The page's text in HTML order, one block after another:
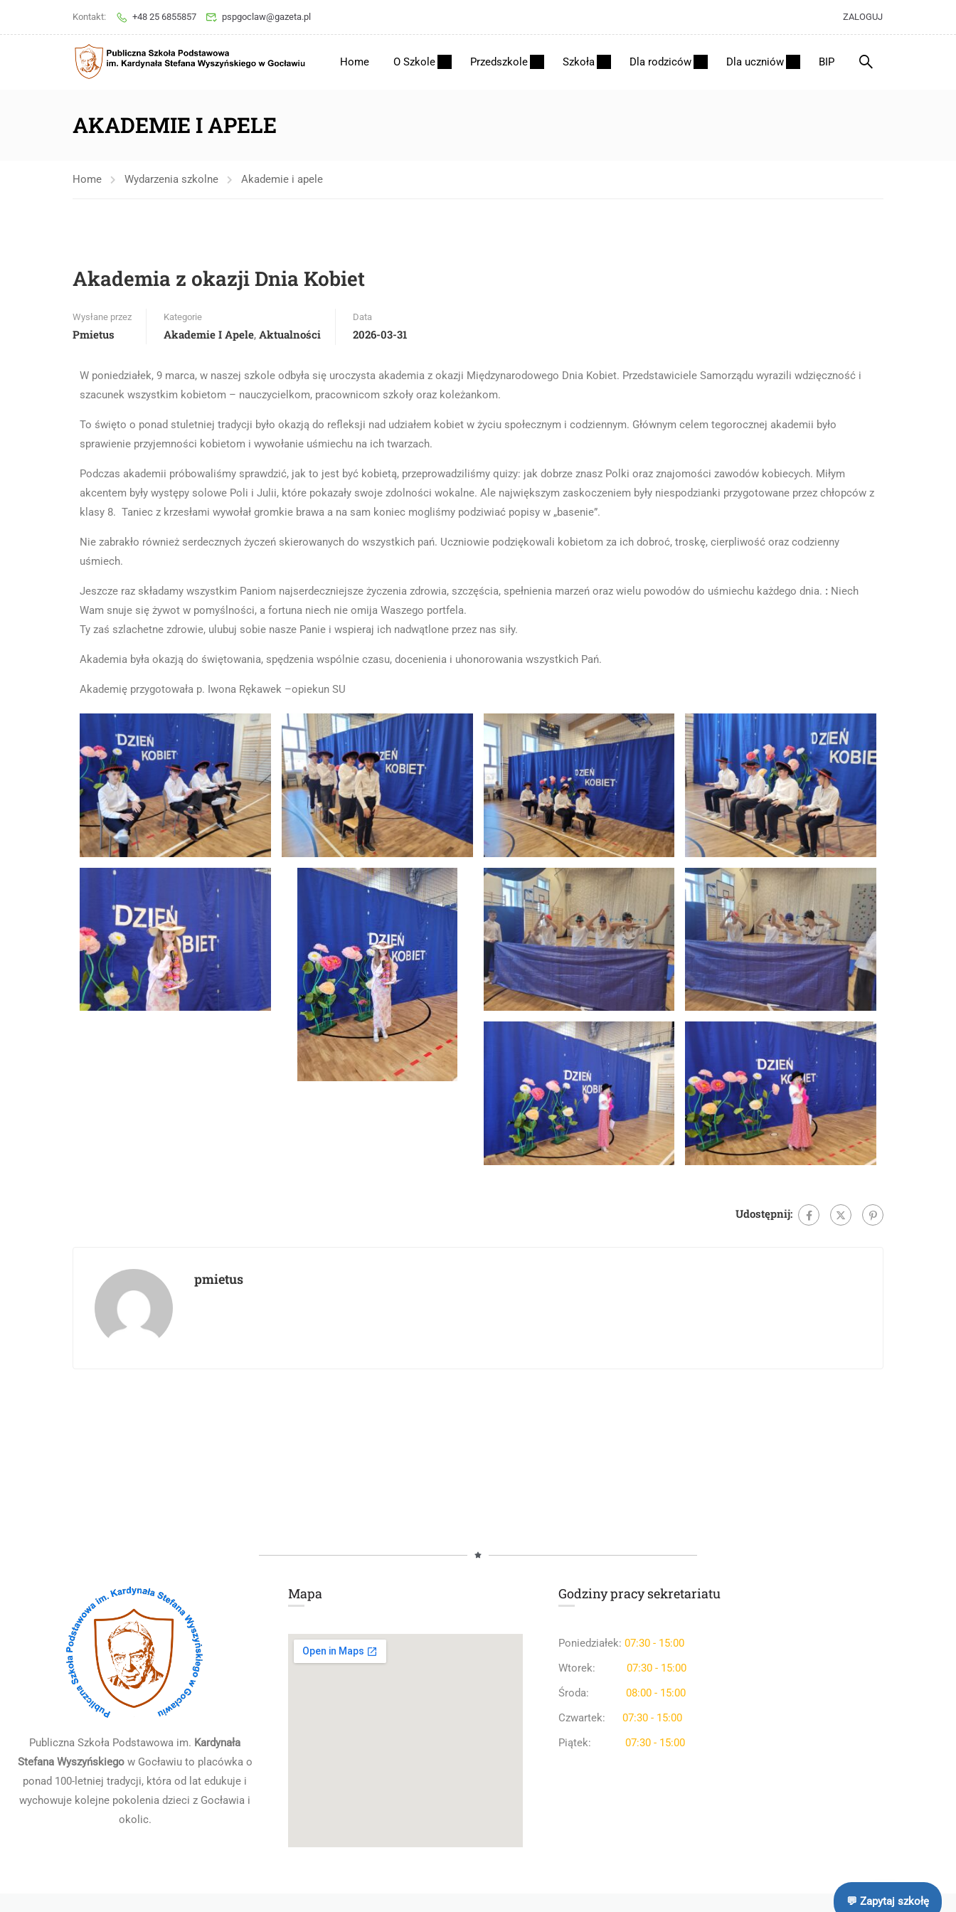
Kontakt: +48 25 6855857 pspgoclaw@gazeta.pl ZALOGUJ
Home O Szkole Przedszkole Szkoła Dla rodziców Dla uczniów BIP
AKADEMIE I APELE
Home Wydarzenia szkolne Akademie i apele
Akademia z okazji Dnia Kobiet
Wysłane przez
Pmietus
Kategorie
Akademie I Apele, Aktualności
Data
2026-03-31
W poniedziałek, 9 marca, w naszej szkole odbyła się uroczysta akademia z okazji Międzynarodowego Dnia Kobiet. Przedstawiciele Samorządu wyrazili wdzięczność i
szacunek wszystkim kobietom – nauczycielkom, pracownicom szkoły oraz koleżankom.
To święto o ponad stuletniej tradycji było okazją do refleksji nad udziałem kobiet w życiu społecznym i codziennym. Głównym celem tegorocznej akademii było
sprawienie przyjemności kobietom i wywołanie uśmiechu na ich twarzach.
Podczas akademii próbowaliśmy sprawdzić, jak to jest być kobietą, przeprowadziliśmy quizy: jak dobrze znasz Polki oraz znajomości zawodów kobiecych. Miłym
akcentem były występy solowe Poli i Julii, które pokazały swoje zdolności wokalne. Ale największym zaskoczeniem były niespodzianki przygotowane przez chłopców z
klasy 8. Taniec z krzesłami wywołał gromkie brawa a na sam koniec mogliśmy podziwiać popisy w „basenie”.
Nie zabrakło również serdecznych życzeń skierowanych do wszystkich pań. Uczniowie podziękowali kobietom za ich dobroć, troskę, cierpliwość oraz codzienny
uśmiech.
Jeszcze raz składamy wszystkim Paniom najserdeczniejsze życzenia zdrowia, szczęścia, spełnienia marzeń oraz wielu powodów do uśmiechu każdego dnia. : Niech
Wam snuje się żywot w pomyślności, a fortuna niech nie omija Waszego portfela.
Ty zaś szlachetne zdrowie, ulubuj sobie nasze Panie i wspieraj ich nadwątlone przez nas siły.
Akademia była okazją do świętowania, spędzenia wspólnie czasu, docenienia i uhonorowania wszystkich Pań.
Akademię przygotowała p. Iwona Rękawek –opiekun SU
Udostępnij:
pmietus
Publiczna Szkoła Podstawowa im. Kardynała
Stefana Wyszyńskiego w Gocławiu to placówka o
ponad 100-letniej tradycji, która od lat edukuje i
wychowuje kolejne pokolenia dzieci z Gocławia i
okolic.
Mapa Godziny pracy sekretariatu
Poniedziałek: 07:30 - 15:00
Wtorek: 07:30 - 15:00
Środa: 08:00 - 15:00
Czwartek: 07:30 - 15:00
Piątek: 07:30 - 15:00
💬 Zapytaj szkołę